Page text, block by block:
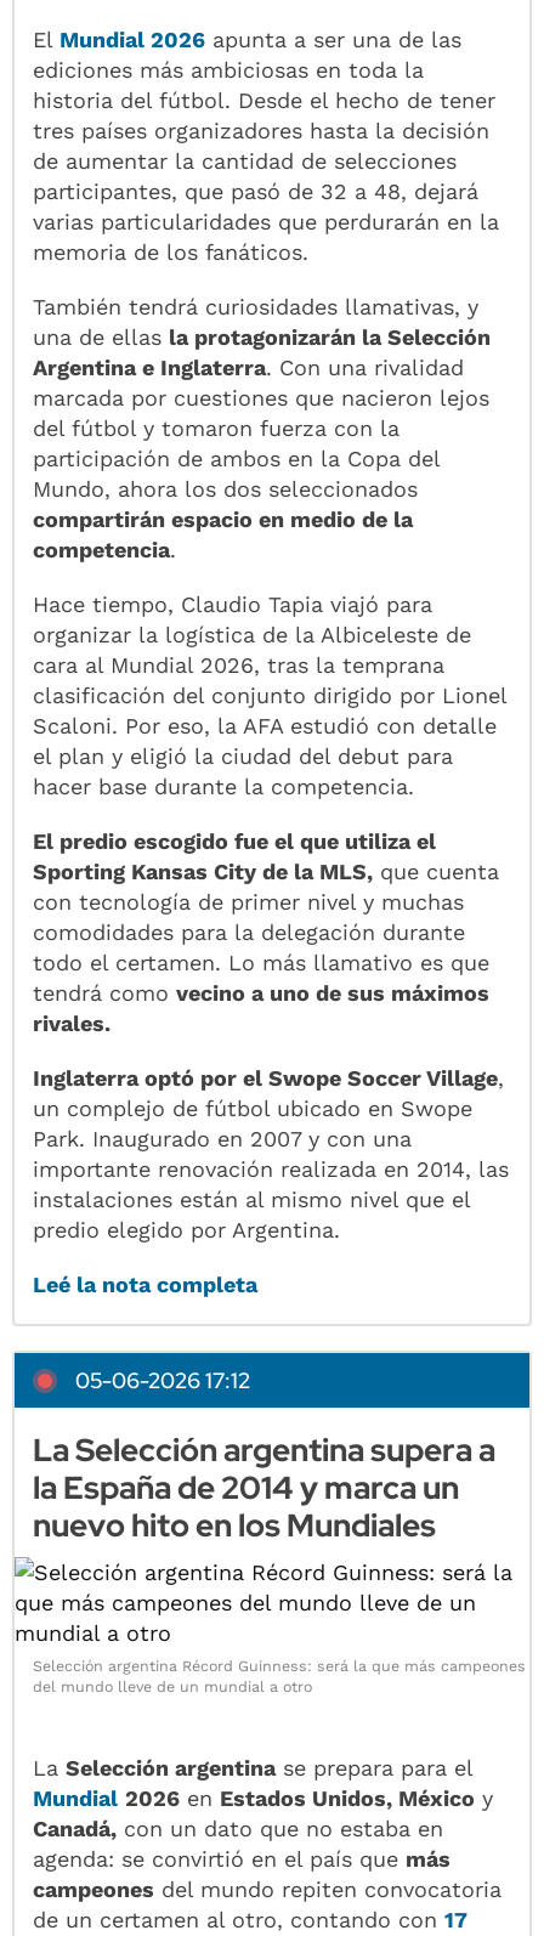
El Mundial 2026 apunta a ser una de las
ediciones más ambiciosas en toda la
historia del fútbol. Desde el hecho de tener
tres países organizadores hasta la decisión
de aumentar la cantidad de selecciones
participantes, que pasó de 32 a 48, dejará
varias particularidades que perdurarán en la
memoria de los fanáticos.
También tendrá curiosidades llamativas, y
una de ellas la protagonizarán la Selección
Argentina e Inglaterra. Con una rivalidad
marcada por cuestiones que nacieron lejos
del fútbol y tomaron fuerza con la
participación de ambos en la Copa del
Mundo, ahora los dos seleccionados
compartirán espacio en medio de la
competencia.
Hace tiempo, Claudio Tapia viajó para
organizar la logística de la Albiceleste de
cara al Mundial 2026, tras la temprana
clasificación del conjunto dirigido por Lionel
Scaloni. Por eso, la AFA estudió con detalle
el plan y eligió la ciudad del debut para
hacer base durante la competencia.
El predio escogido fue el que utiliza el
Sporting Kansas City de la MLS, que cuenta
con tecnología de primer nivel y muchas
comodidades para la delegación durante
todo el certamen. Lo más llamativo es que
tendrá comovecino a uno de sus máximos
rivales.
Inglaterra optó por el Swope Soccer Village,
un complejo de fútbol ubicado en Swope
Park. Inaugurado en 2007 y con una
importante renovación realizada en 2014, las
instalaciones están al mismo nivel que el
predio elegido por Argentina.
Leé la nota completa
05-06-2026 17:12
La Selección argentina supera a
la España de 2014 y marca un
nuevo hito en los Mundiales
Selección argentina Récord Guinness: será la que más campeones
del mundo lleve de un mundial a otro
LaSelección argentinase prepara para el
Mundial 2026 en Estados Unidos, México y
Canadá, con un dato que no estaba en
agenda: se convirtió en el país que más
campeones del mundo repiten convocatoria
de un certamen al otro, contando con17